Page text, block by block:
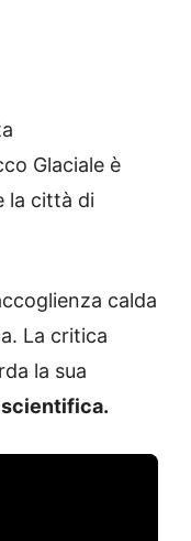
Glaciale è
la città di
calda
La critica
la sua